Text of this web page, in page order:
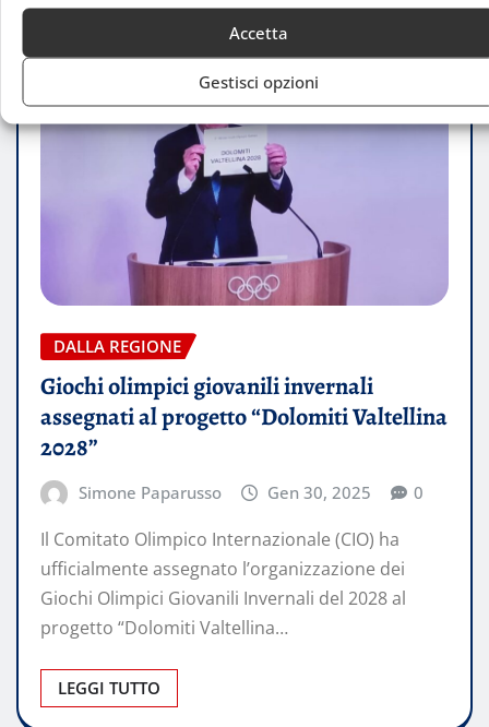
Accetta
Gestisci opzioni
DALLA REGIONE
Giochi olimpici giovanili invernali
assegnati al progetto “Dolomiti Valtellina
2028”
Simone Paparusso Gen 30, 2025 0
Il Comitato Olimpico Internazionale (CIO) ha
ufficialmente assegnato l’organizzazione dei
Giochi Olimpici Giovanili Invernali del 2028 al
progetto “Dolomiti Valtellina…
LEGGI TUTTO